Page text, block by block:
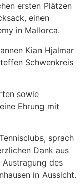
ersten Plätzen
einen
in Mallorca.
Kian Hjalmar
Schwenkreis
sowie
Ehrung mit
sprach
Dank aus
des
in Aussicht.